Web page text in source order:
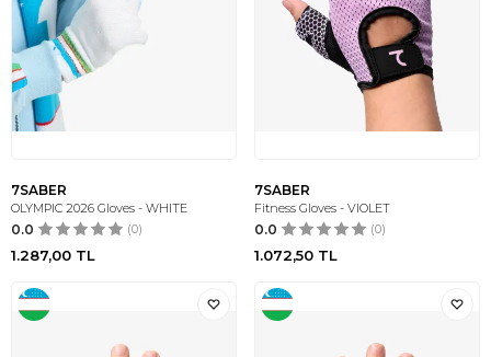
7SABER
OLYMPIC 2026 Gloves - WHITE
0.0 (0)
1.287,00 TL
7SABER
Fitness Gloves - VIOLET
0.0 (0)
1.072,50 TL